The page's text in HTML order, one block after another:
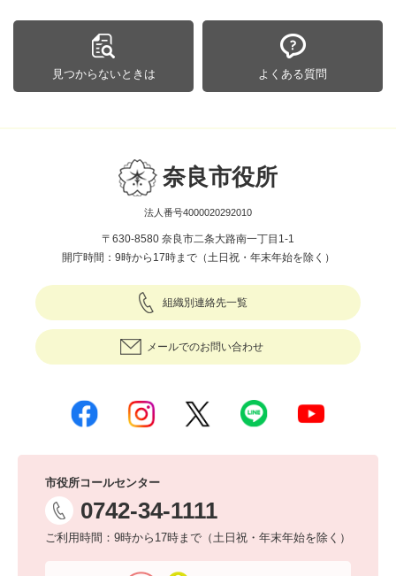
見つからないときは よくある質問
奈良市役所
法人番号4000020292010
〒630-8580 奈良市二条大路南一丁目1-1
開庁時間：9時から17時まで（土日祝・年末年始を除く）
組織別連絡先一覧
メールでのお問い合わせ
市役所コールセンター
0742-34-1111
ご利用時間：9時から17時まで（土日祝・年末年始を除く）